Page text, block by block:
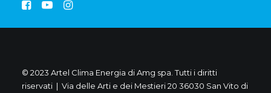
© 2023 Artel Clima Energia di Amg spa. Tutti i diritti
riservati | Via delle Arti e dei Mestieri 20 36030 San Vito di